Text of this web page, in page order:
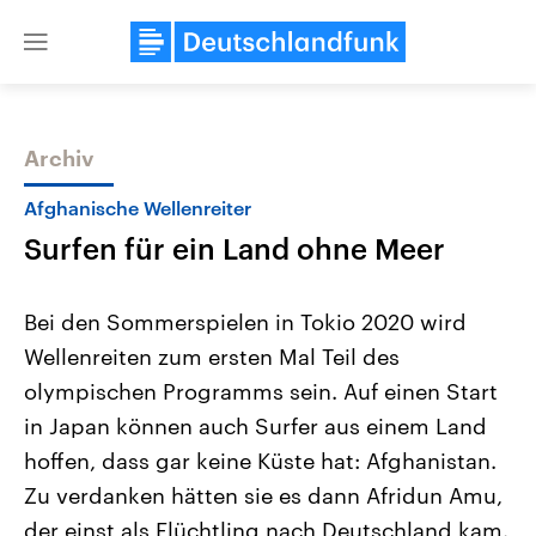
Close
Themen
Landtagswahl Sachsen-Anhalt
2026
Alle Informationen
Sachsen-Anhalt wählt am 6.
September 2026 einen neuen
Bundesland von einer Koalition aus
Aktuelle Beiträge,
Hintergründe
Wirtschaftlich und
gehören die Vereinigten
den mächtigsten Ländern
mit großem Einfluss auf
Archiv
Afghanische Wellenreiter
Surfen für ein Land ohne Meer
Bei den Sommerspielen in Tokio 2020 wird
Wellenreiten zum ersten Mal Teil des
olympischen Programms sein. Auf einen Start
in Japan können auch Surfer aus einem Land
hoffen, dass gar keine Küste hat: Afghanistan.
Zu verdanken hätten sie es dann Afridun Amu,
der einst als Flüchtling nach Deutschland kam.